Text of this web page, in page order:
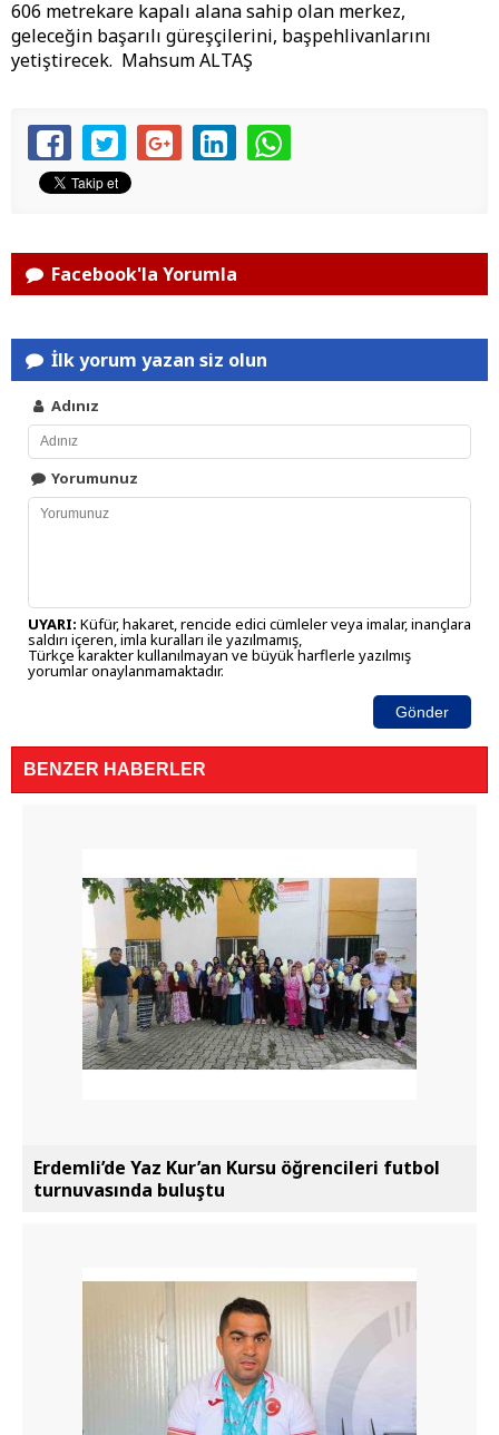
606 metrekare kapalı alana sahip olan merkez,
geleceğin başarılı güreşçilerini, başpehlivanlarını
yetiştirecek. Mahsum ALTAŞ
Facebook'la Yorumla
İlk yorum yazan siz olun
Adınız
Yorumunuz
UYARI: Küfür, hakaret, rencide edici cümleler veya imalar, inançlara
saldırı içeren, imla kuralları ile yazılmamış,
Türkçe karakter kullanılmayan ve büyük harflerle yazılmış
yorumlar onaylanmamaktadır.
Gönder
BENZER HABERLER
Erdemli’de Yaz Kur’an Kursu öğrencileri futbol
turnuvasında buluştu